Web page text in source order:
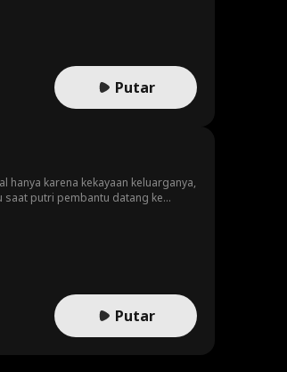
Putar
hanya karena kekayaan keluarganya,
saat putri pembantu datang ke
Putar